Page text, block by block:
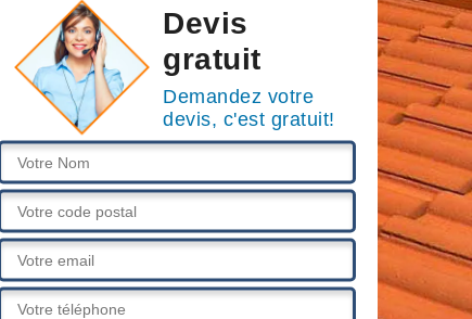
Devis
gratuit
Demandez votre
devis, c'est gratuit!